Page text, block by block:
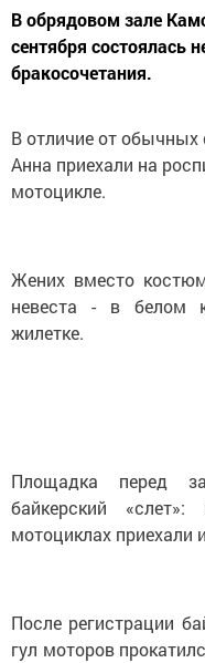
В обрядовом зале
сентября состоялась
бракосочетания.
В отличие от
Анна приехали на
мотоцикле.
Жених вместо
невеста - в белом
жилетке.
Площадка перед
байкерский
мотоциклах
После регистрации
гул моторов